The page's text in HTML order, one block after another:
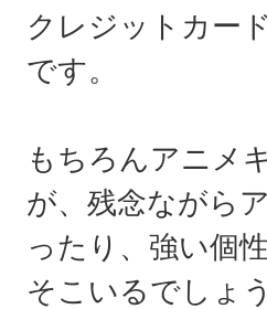
クレジットカー
です。
もちろんアニメ
が、残念ながら
ったり、強い個
そこいるでしょう